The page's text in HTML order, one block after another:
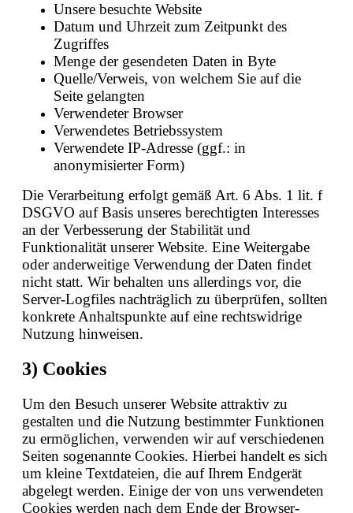
Unsere besuchte Website
Datum und Uhrzeit zum Zeitpunkt des
Zugriffes
Menge der gesendeten Daten in Byte
Quelle/Verweis, von welchem Sie auf die
Seite gelangten
Verwendeter Browser
Verwendetes Betriebssystem
Verwendete IP-Adresse (ggf.: in
anonymisierter Form)
Die Verarbeitung erfolgt gemäß Art. 6 Abs. 1 lit. f
DSGVO auf Basis unseres berechtigten Interesses
an der Verbesserung der Stabilität und
Funktionalität unserer Website. Eine Weitergabe
oder anderweitige Verwendung der Daten findet
nicht statt. Wir behalten uns allerdings vor, die
Server-Logfiles nachträglich zu überprüfen, sollten
konkrete Anhaltspunkte auf eine rechtswidrige
Nutzung hinweisen.
3) Cookies
Um den Besuch unserer Website attraktiv zu
gestalten und die Nutzung bestimmter Funktionen
zu ermöglichen, verwenden wir auf verschiedenen
Seiten sogenannte Cookies. Hierbei handelt es sich
um kleine Textdateien, die auf Ihrem Endgerät
abgelegt werden. Einige der von uns verwendeten
Cookies werden nach dem Ende der Browser-